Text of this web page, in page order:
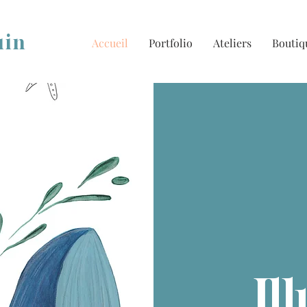
Accueil Portfolio Ateliers